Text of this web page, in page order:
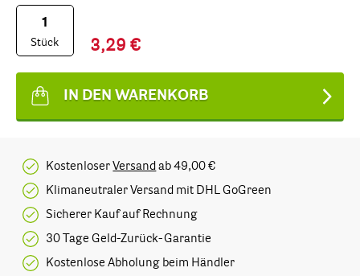
IN DEN WARENKORB
Stück 3,29 €
KostenloserVersand ab 49,00 €
Klimaneutraler Versand mit DHL GoGreen
Sicherer Kauf auf Rechnung
30 Tage Geld-Zurück-Garantie
Kostenlose Abholung beim Händler